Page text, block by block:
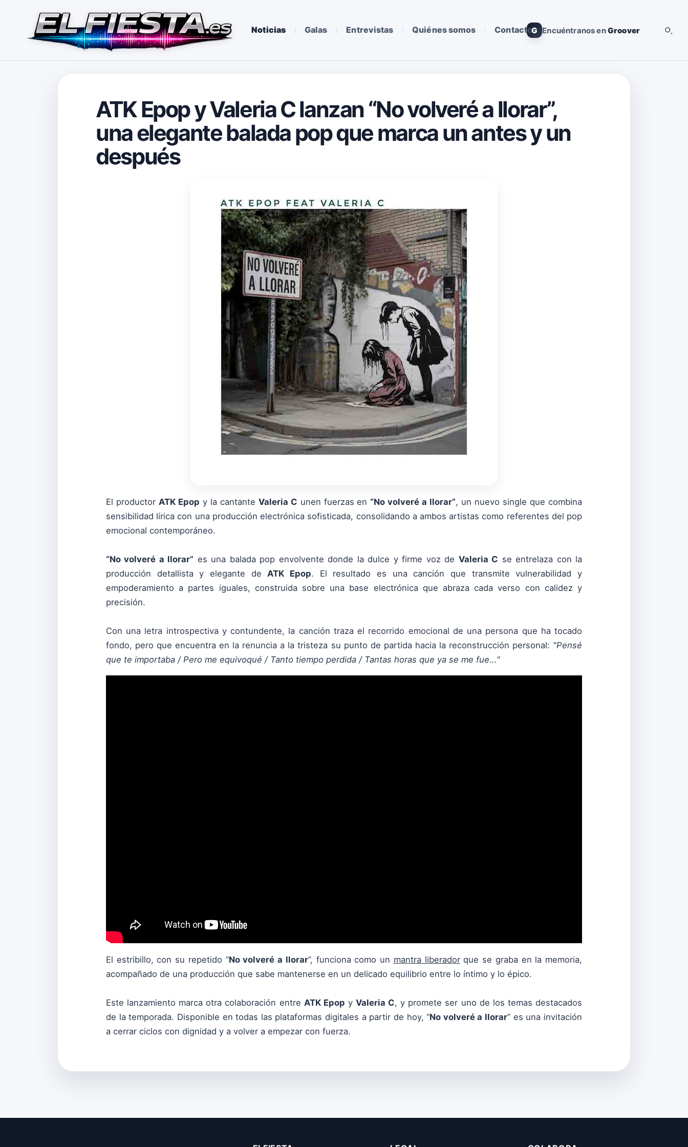
Noticias Galas Entrevistas Quiénes somos ContactoG Encuéntranos enGroover
ATK Epop y Valeria C lanzan “No volveré a llorar”,
una elegante balada pop que marca un antes y un
después
El productor ATK Epop y la cantante Valeria C unen fuerzas en “No volveré a llorar”, un nuevo single que combina
sensibilidad lírica con una producción electrónica sofisticada, consolidando a ambos artistas como referentes del pop
emocional contemporáneo.
“No volveré a llorar” es una balada pop envolvente donde la dulce y firme voz de Valeria C se entrelaza con la
producción detallista y elegante deATK Epop. El resultado es una canción que transmite vulnerabilidad y
empoderamiento a partes iguales, construida sobre una base electrónica que abraza cada verso con calidez y
precisión.
Con una letra introspectiva y contundente, la canción traza el recorrido emocional de una persona que ha tocado
fondo, pero que encuentra en la renuncia a la tristeza su punto de partida hacia la reconstrucción personal: "Pensé
que te importaba / Pero me equivoqué / Tanto tiempo perdida / Tantas horas que ya se me fue..."
El estribillo, con su repetido “No volveré a llorar”, funciona como un mantra liberadorque se graba en la memoria,
acompañado de una producción que sabe mantenerse en un delicado equilibrio entre lo íntimo y lo épico.
Este lanzamiento marca otra colaboración entre ATK Epop yValeria C, y promete ser uno de los temas destacados
de la temporada. Disponible en todas las plataformas digitales a partir de hoy, “No volveré a llorar” es una invitación
a cerrar ciclos con dignidad y a volver a empezar con fuerza.